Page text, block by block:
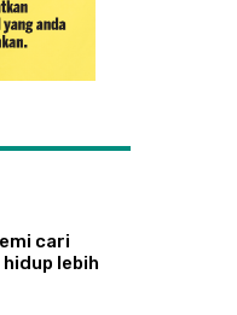
cari
lebih